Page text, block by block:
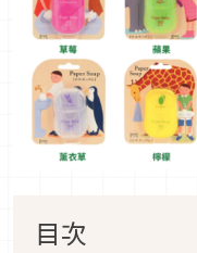
目次